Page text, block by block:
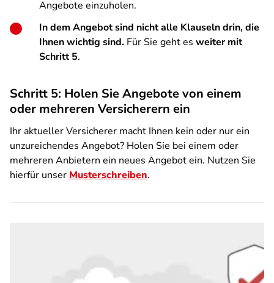
Angebote einzuholen.
In dem Angebot sind nicht alle Klauseln drin, die
Ihnen wichtig sind. Für Sie geht es weiter mit
Schritt 5.
Schritt 5: Holen Sie Angebote von einem
oder mehreren Versicherern ein
Ihr aktueller Versicherer macht Ihnen kein oder nur ein
unzureichendes Angebot? Holen Sie bei einem oder
mehreren Anbietern ein neues Angebot ein. Nutzen Sie
hierfür unser Musterschreiben.